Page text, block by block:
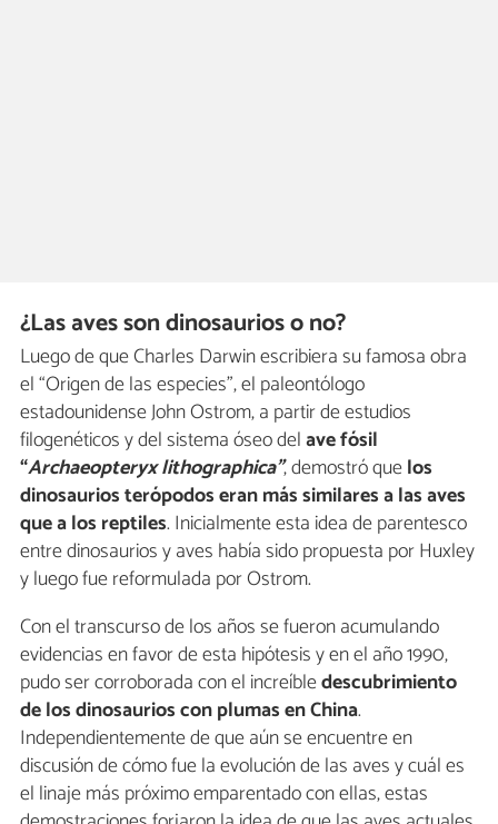
¿Las aves son dinosaurios o no?
Luego de que Charles Darwin escribiera su famosa obra
el “Origen de las especies”, el paleontólogo
estadounidense John Ostrom, a partir de estudios
filogenéticos y del sistema óseo delave fósil
“Archaeopteryx lithographica”, demostró quelos
dinosaurios terópodos eran más similares a las aves
que a los reptiles. Inicialmente esta idea de parentesco
entre dinosaurios y aves había sido propuesta por Huxley
y luego fue reformulada por Ostrom.
Con el transcurso de los años se fueron acumulando
evidencias en favor de esta hipótesis y en el año 1990,
pudo ser corroborada con el increíbledescubrimiento
de los dinosaurios con plumas en China.
Independientemente de que aún se encuentre en
discusión de cómo fue la evolución de las aves y cuál es
el linaje más próximo emparentado con ellas, estas